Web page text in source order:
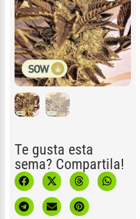
Te gusta esta
sema? Compartila!